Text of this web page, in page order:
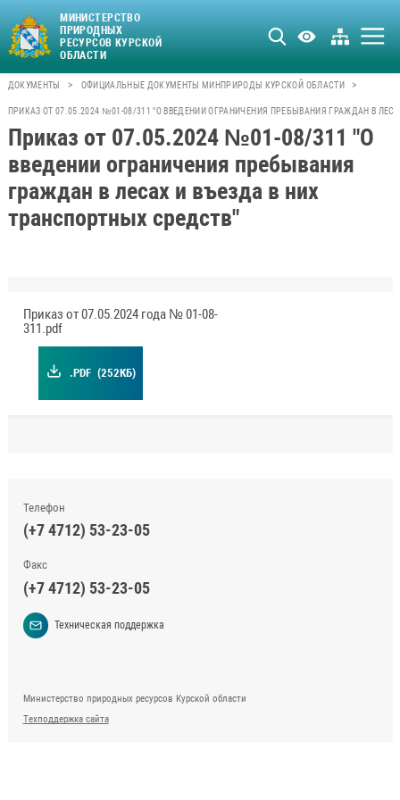
МИНИСТЕРСТВО
ПРИРОДНЫХ
РЕСУРСОВ КУРСКОЙ
ОБЛАСТИ
ДОКУМЕНТЫ > ОФИЦИАЛЬНЫЕ ДОКУМЕНТЫ МИНПРИРОДЫ КУРСКОЙ ОБЛАСТИ >
ПРИКАЗ ОТ 07.05.2024 №01-08/311 "O ВВЕДЕНИИ ОГРАНИЧЕНИЯ ПРЕБЫВАНИЯ ГРАЖДАН В
Приказ от 07.05.2024 №01-08/311 "O
введении ограничения пребывания
граждан в лесах и въезда в них
транспортных средств"
Приказ от 07.05.2024 года № 01-08-
311.pdf
.PDF (252КБ)
Телефон
(+7 4712) 53-23-05
Факс
(+7 4712) 53-23-05
Техническая поддержка
Министерство природных ресурсов Курской области
Техподдержка сайта